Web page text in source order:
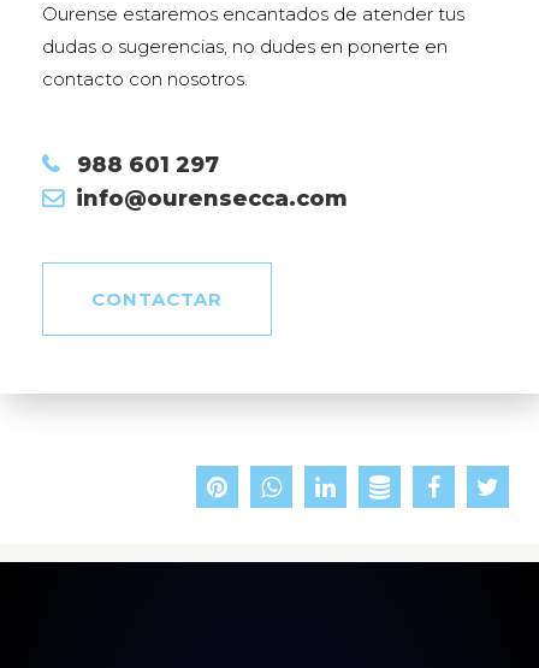
Ourense estaremos encantados de atender tus
dudas o sugerencias, no dudes en ponerte en
contacto con nosotros.
988 601 297
info@ourensecca.com
CONTACTAR